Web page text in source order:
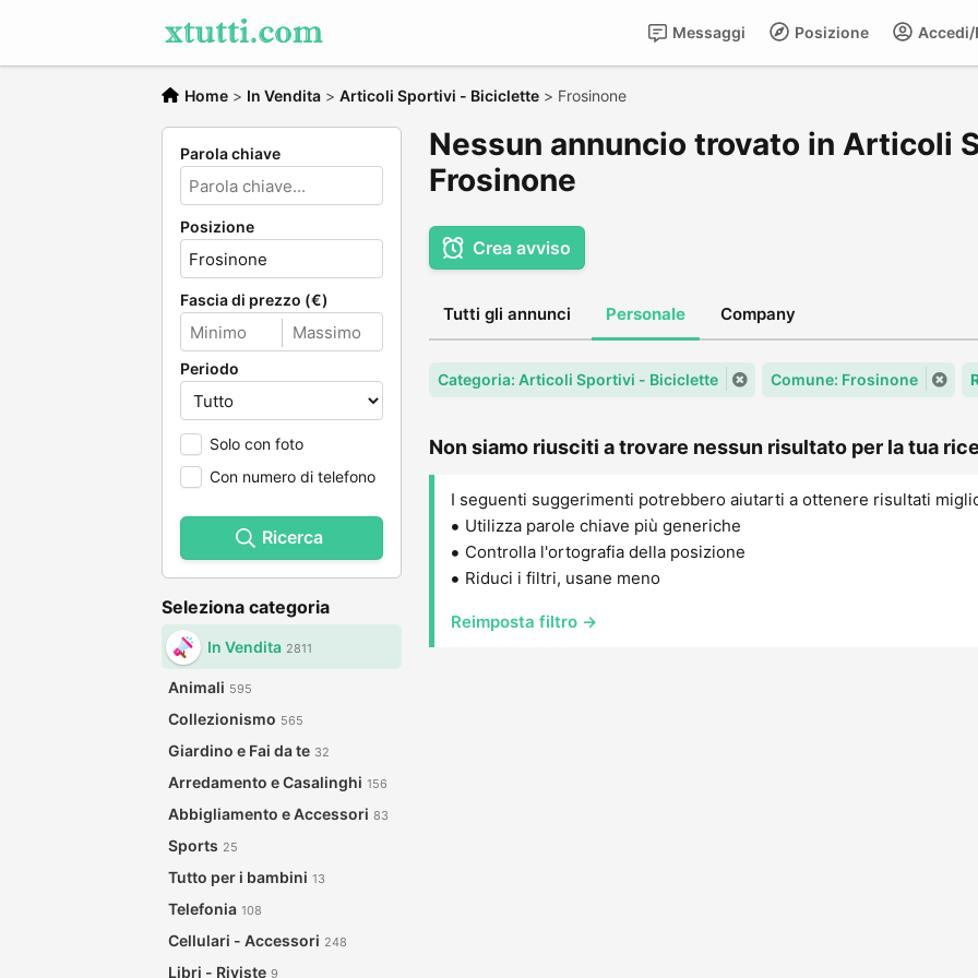
Posizione
Messaggi
Home > In Vendita > Articoli Sportivi - Biciclette > Frosinone
Parola chiave
Posizione
Fascia di prezzo (€)
Periodo
Solo con foto
Con numero di telefono
Ricerca
Seleziona categoria
In Vendita 2811
Animali 595
Collezionismo 565
Giardino e Fai da te 32
Arredamento e Casalinghi 156
Abbigliamento e Accessori 83
Sports 25
Tutto per i bambini 13
Telefonia 108
Cellulari - Accessori 248
Libri - Riviste 9
Nessun annuncio trovato in Articoli
Frosinone
Crea avviso
Tutti gli annunci Personale Company
Categoria: Articoli Sportivi - Biciclette Comune: Frosinone
Non siamo riusciti a trovare nessun risultato per la tua
I seguenti suggerimenti potrebbero aiutarti a ottenere risultati
Utilizza parole chiave più generiche
Controlla l'ortografia della posizione
Riduci i filtri, usane meno
Reimposta filtro →